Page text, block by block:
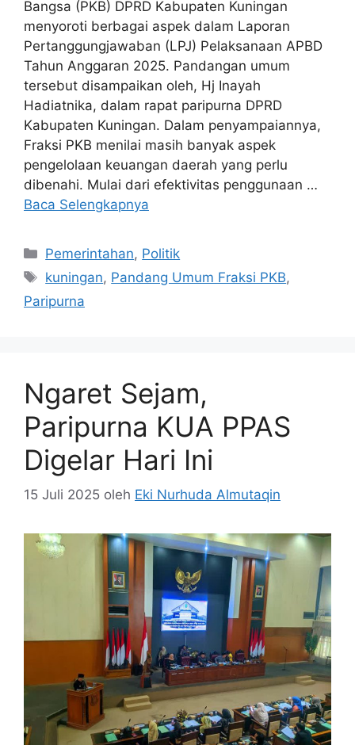
Bangsa (PKB) DPRD Kabupaten Kuningan
menyoroti berbagai aspek dalam Laporan
Pertanggungjawaban (LPJ) Pelaksanaan APBD
Tahun Anggaran 2025. Pandangan umum
tersebut disampaikan oleh, Hj Inayah
Hadiatnika, dalam rapat paripurna DPRD
Kabupaten Kuningan. Dalam penyampaiannya,
Fraksi PKB menilai masih banyak aspek
pengelolaan keuangan daerah yang perlu
dibenahi. Mulai dari efektivitas penggunaan …
Baca Selengkapnya
Kategori
Pemerintahan, Politik
Tag
kuningan, Pandang Umum Fraksi PKB,
Paripurna
Ngaret Sejam,
Paripurna KUA PPAS
Digelar Hari Ini
15 Juli 2025 oleh Eki Nurhuda Almutaqin